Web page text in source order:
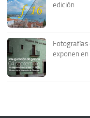
edición
Fotografías
exponen